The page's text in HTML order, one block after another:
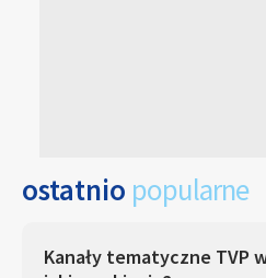
ostatnio popularne
Kanały tematyczne TVP